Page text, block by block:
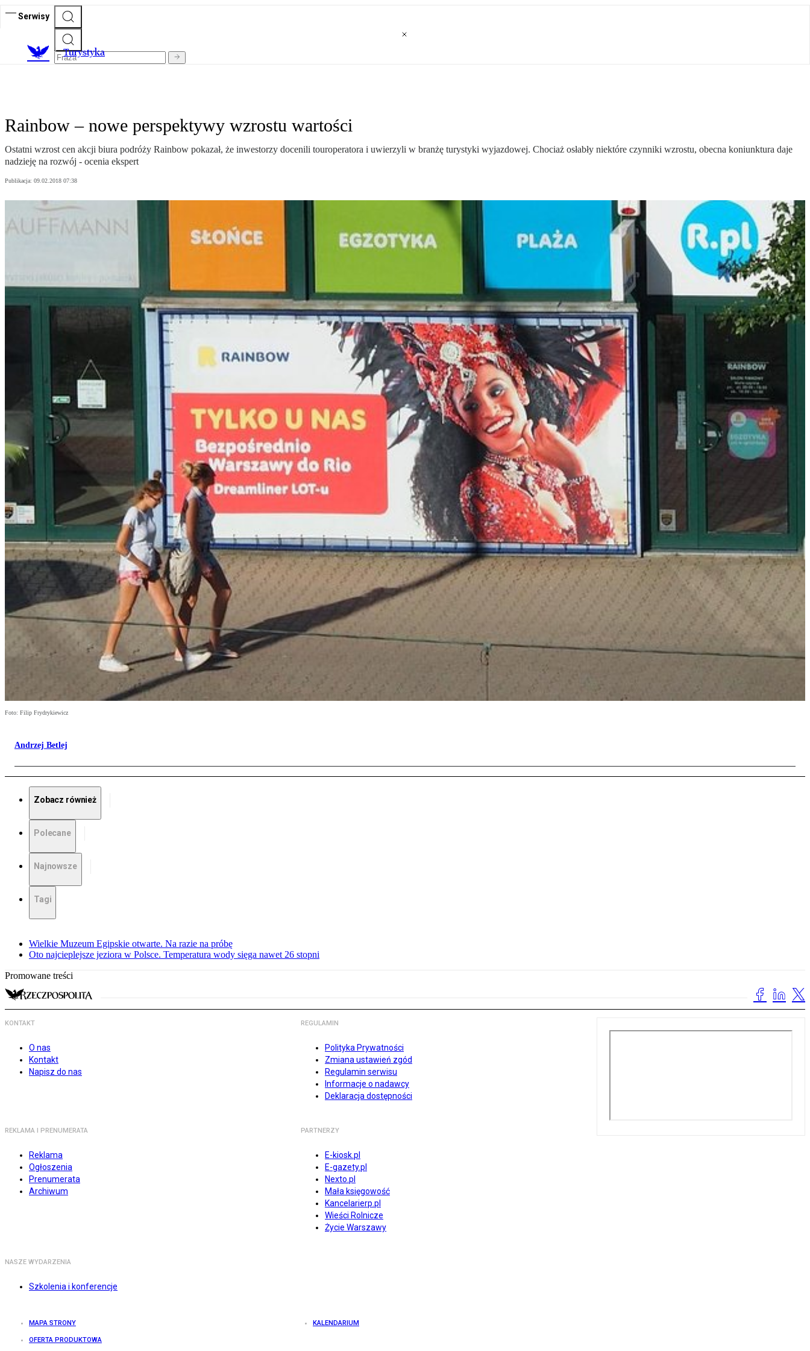
Serwisy
Turystyka
Rainbow – nowe perspektywy wzrostu wartości
Ostatni wzrost cen akcji biura podróży Rainbow pokazał, że inwestorzy docenili touroperatora i uwierzyli w branżę turystyki wyjazdowej. Chociaż osłabły niektóre czynniki wzrostu, obecna koniunktura daje
nadzieję na rozwój - ocenia ekspert
Publikacja: 09.02.2018 07:38
Foto: Filip Frydrykiewicz
Andrzej Betlej
Zobacz również
Polecane
Najnowsze
Tagi
Wielkie Muzeum Egipskie otwarte. Na razie na próbę
Oto najcieplejsze jeziora w Polsce. Temperatura wody sięga nawet 26 stopni
Promowane treści
KONTAKT
O nas
Kontakt
Napisz do nas
REGULAMIN
Polityka Prywatności
Zmiana ustawień zgód
Regulamin serwisu
Informacje o nadawcy
Deklaracja dostępności
REKLAMA I PRENUMERATA
Reklama
Ogłoszenia
Prenumerata
Archiwum
PARTNERZY
E-kiosk.pl
E-gazety.pl
Nexto.pl
Mała księgowość
Kancelarierp.pl
Wieści Rolnicze
Życie Warszawy
NASZE WYDARZENIA
Szkolenia i konferencje
MAPA STRONY KALENDARIUM
OFERTA PRODUKTOWA